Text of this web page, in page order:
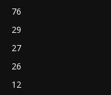
76
29
27
26
12